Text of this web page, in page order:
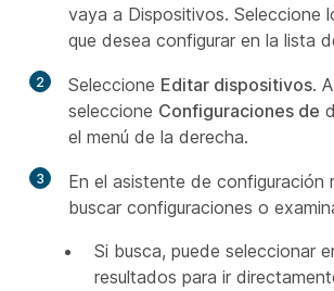
vaya a Dispositivos. Seleccione
que desea configurar en la lista
2 Seleccione Editar dispositivos.
seleccione Configuraciones de
el menú de la derecha.
3
En el asistente de configuración
buscar configuraciones o
Si busca, puede seleccionar
resultados para ir